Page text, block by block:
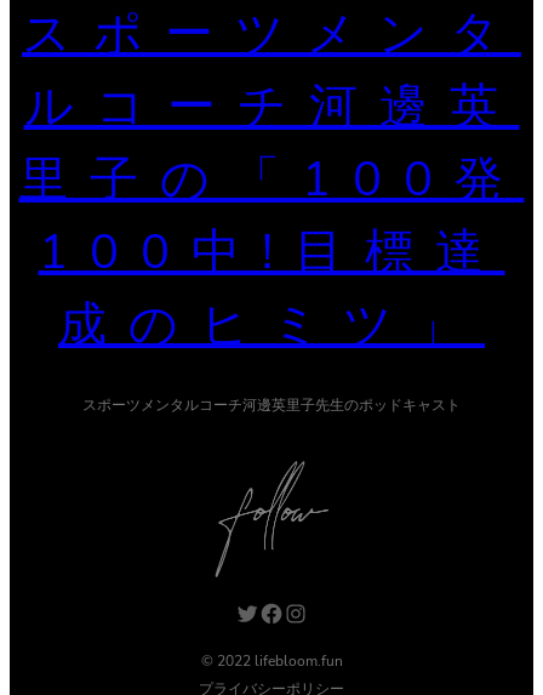
スポーツメンタ
ルコーチ河邊英
里子の「100発
100中!目標達
成のヒミツ」
スポーツメンタルコーチ河邊英里子先生のポッドキャスト
Twitter Facebook Instagram
© 2022 lifebloom.fun
プライバシーポリシー